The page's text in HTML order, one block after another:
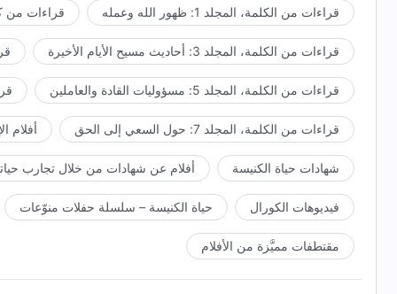
قراءات من الكلمة، المجلد 1: ظهور الله وعمله قراءات من
قراءات من الكلمة، المجلد 3: أحاديث مسيح الأيام الأخيرة
قراءات من الكلمة، المجلد 5: مسؤوليات القادة والعاملين
قراءات من الكلمة، المجلد 7: حول السعي إلى الحق أفلام
شهادات حياة الكنيسة أفلام عن شهادات من خلال تجارب
فيديوهات الكورال حياة الكنيسة – سلسلة حفلات منوّعات
مقتطفات مميَّزة من الأفلام